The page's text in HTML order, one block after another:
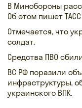
В Минобороны
Об этом пишет
Отмечается, что
солдат.
Средства ПВО
ВС РФ поразили
инфраструктуры,
украинского ВПК.